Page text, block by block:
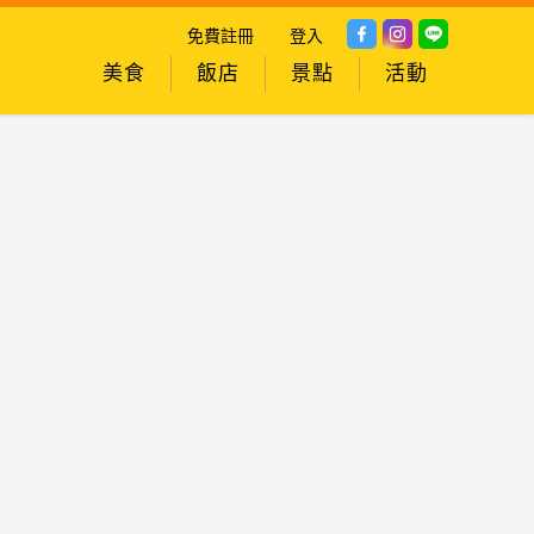
免費註冊 登入
美食 飯店 景點 活動